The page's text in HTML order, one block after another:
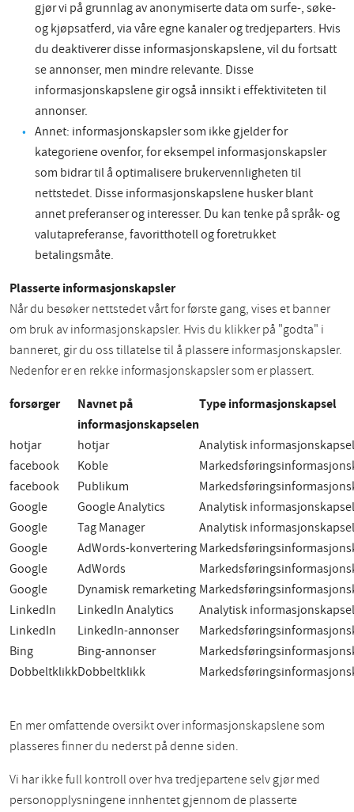
gjør vi på grunnlag av anonymiserte data om surfe-, søke-
og kjøpsatferd, via våre egne kanaler og tredjeparters. Hvis
du deaktiverer disse informasjonskapslene, vil du fortsatt
se annonser, men mindre relevante. Disse
informasjonskapslene gir også innsikt i effektiviteten til
annonser.
Annet: informasjonskapsler som ikke gjelder for
kategoriene ovenfor, for eksempel informasjonskapsler
som bidrar til å optimalisere brukervennligheten til
nettstedet. Disse informasjonskapslene husker blant
annet preferanser og interesser. Du kan tenke på språk- og
valutapreferanse, favoritthotell og foretrukket
betalingsmåte.
Plasserte informasjonskapsler
Når du besøker nettstedet vårt for første gang, vises et banner
om bruk av informasjonskapsler. Hvis du klikker på "godta" i
banneret, gir du oss tillatelse til å plassere informasjonskapsler.
Nedenfor er en rekke informasjonskapsler som er plassert.
forsørger
Navnet på
informasjonskapselen
Type informasjonskapsel
hotjar hotjar
Analytisk informasjonskapsel
facebook
Koble
facebook
Publikum
Google
Google Analytics
Analytisk informasjonskapsel
Google
Tag Manager
Analytisk informasjonskapsel
Google
AdWords-konvertering
Google
AdWords
Google
Dynamisk remarketing
LinkedIn
LinkedIn Analytics
Analytisk informasjonskapsel
LinkedIn
LinkedIn-annonser
Bing
Bing-annonser
DobbeltklikkDobbeltklikk
En mer omfattende oversikt over informasjonskapslene som
plasseres finner du nederst på denne siden.
Vi har ikke full kontroll over hva tredjepartene selv gjør med
personopplysningene innhentet gjennom de plasserte